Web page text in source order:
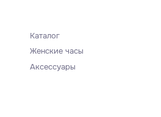
Каталог
Женские часы
Аксессуары